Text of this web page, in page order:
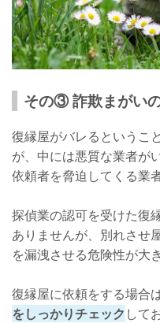
その③ 詐欺まがい
復縁屋がバレるというこ
が、中には悪質な業者が
依頼者を脅迫してくる業
探偵業の認可を受けた復
ありませんが、別れさせ
を漏洩させる危険性が大
復縁屋に依頼をする場合は
をしっかりチェック して